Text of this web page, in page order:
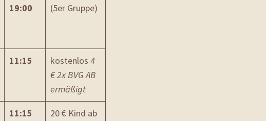
19:00
(5er Gruppe)
11:15 kostenlos 4
€ 2x BVG AB
ermäßigt
11:15
20 € Kind ab